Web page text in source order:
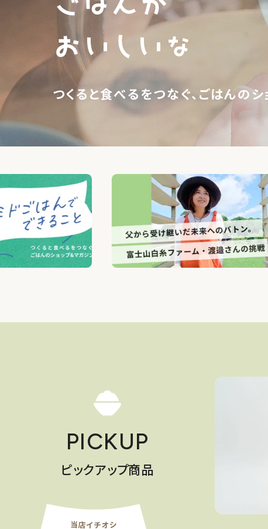
つくると食べるをつなぐ、ごはんの
PICKUP
ピックアップ商品